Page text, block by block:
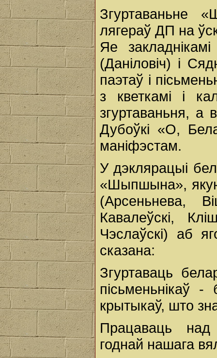
Згуртаваньне
лягераў ДП на
Яе
(Даніловіч) i
паэтаў i
з кветкамі i
згуртаваньня,
Дубоўкі «О,
маніфэстам.
У дэклярацыі
«Шыпшына», якую
(Арсеньнева,
Кавалеўскі,
Чэслаўскі) аб
сказана:
Згуртаваць
пісьменьнікаў
крытыкаў, што
Працаваць над
годнай нашага